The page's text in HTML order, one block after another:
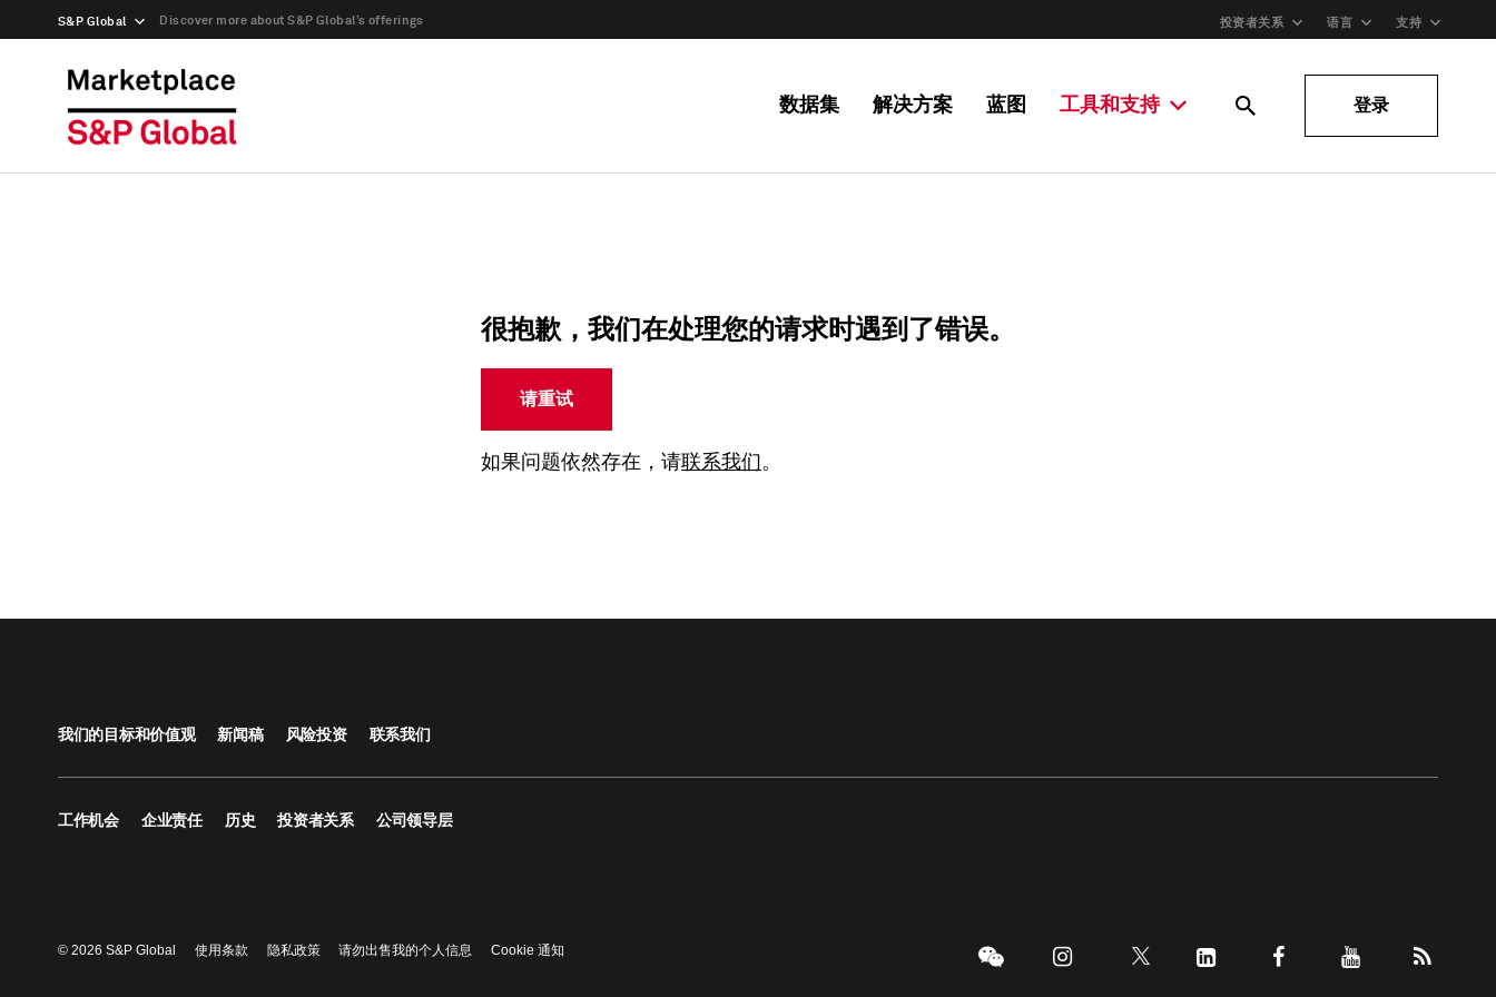
S&P Global Discover more about S&P Global’s offerings 投资者关系 语言 支持
数据集 解决方案 蓝图 工具和支持 登录
很抱歉，我们在处理您的请求时遇到了错误。
请重试
如果问题依然存在，请联系我们 。
我们的目标和价值观 新闻稿 风险投资 联系我们
工作机会 企业责任 历史 投资者关系 公司领导层
© 2026 S&P Global 使用条款 隐私政策 请勿出售我的个人信息 Cookie 通知